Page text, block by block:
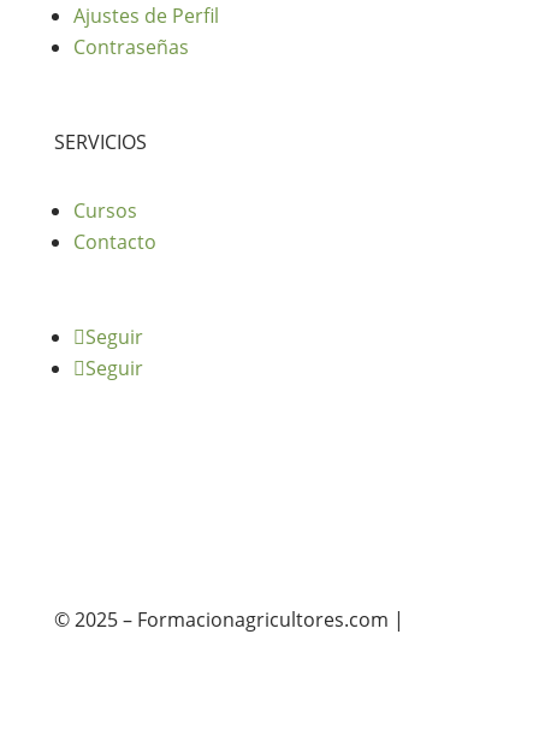
Ajustes de Perfil
Contraseñas
SERVICIOS
Cursos
Contacto
Seguir
Seguir
© 2025 – Formacionagricultores.com |